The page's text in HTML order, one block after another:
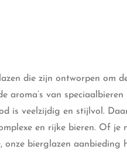
die zijn ontworpen om
aroma’s van speciaalbieren
is veelzijdig en stijlvol.
en rijke bieren. Of je
bierglazen aanbieding